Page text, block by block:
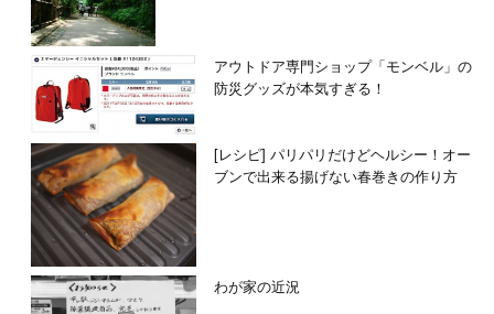
アウトドア専門ショップ「モンベル」の
防災グッズが本気すぎる！
[レシピ] パリパリだけどヘルシー！オー
ブンで出来る揚げない春巻きの作り方
わが家の近況